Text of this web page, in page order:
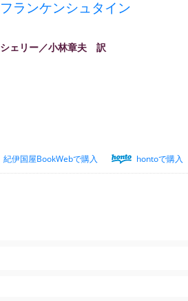
フランケンシュタイン
シェリー／小林章夫 訳
紀伊国屋BookWebで購入 hontoで購入